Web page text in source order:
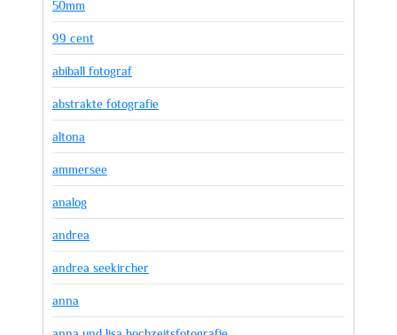
50mm
99 cent
abiball fotograf
abstrakte fotografie
altona
ammersee
analog
andrea
andrea seekircher
anna